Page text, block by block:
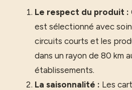
Le respect du produit :
est sélectionné avec
circuits courts et les
dans un rayon de 80 km
établissements.
La saisonnalité : Les